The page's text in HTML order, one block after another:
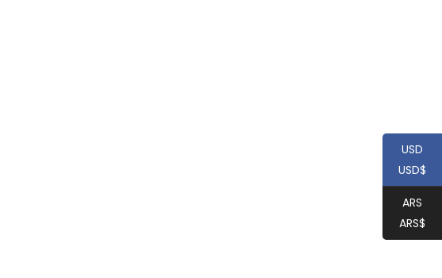
USD
USD$
ARS
ARS$